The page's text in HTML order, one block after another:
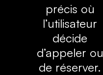
précis où
l’utilisateur
décide
d’appeler ou
de réserver.